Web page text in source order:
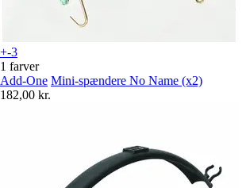
+-3
1 farver
Add-One Mini-spændere No Name (x2)
182,00 kr.